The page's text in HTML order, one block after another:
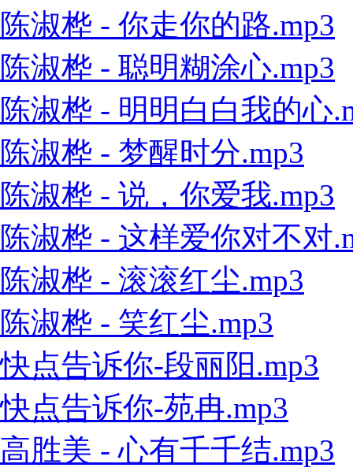
陈淑桦 - 你走你的路.mp3
陈淑桦 - 聪明糊涂心.mp3
陈淑桦 - 明明白白我的心
陈淑桦 - 梦醒时分.mp3
陈淑桦 - 说，你爱我.mp3
陈淑桦 - 这样爱你对不对
陈淑桦 - 滚滚红尘.mp3
陈淑桦 - 笑红尘.mp3
快点告诉你-段丽阳.mp3
快点告诉你-苑冉.mp3
高胜美 - 心有千千结.mp3